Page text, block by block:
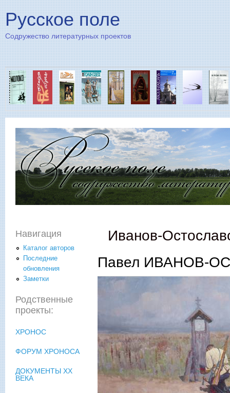
Русское поле
Содружество литературных проектов
Иванов-
Павел ИВАНОВ-
Навигация
Каталог авторов
Последние
обновления
Заметки
Родственные
проекты:
ХРОНОС
ФОРУМ ХРОНОСА
ДОКУМЕНТЫ XX
ВЕКА